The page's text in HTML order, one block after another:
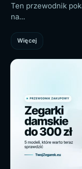
Ten przewodnik
na...
Więcej